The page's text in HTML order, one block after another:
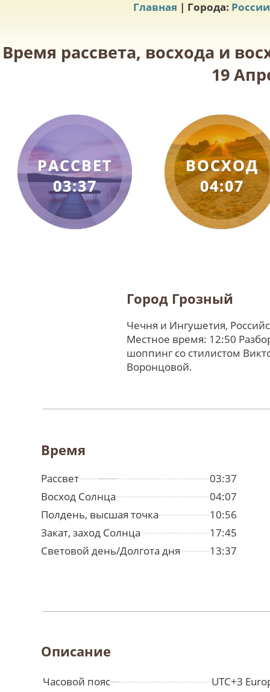
Главная | Города: России
Время рассвета, восхода и
19
РАССВЕТ
03:37
ВОСХОД
04:07
Город Грозный
Чечня и Ингушетия,
Местное время: 12:50
шоппинг со стилистом
Воронцовой.
Время
Рассвет
03:37
Восход Солнца
04:07
Полдень, высшая точка
10:56
Закат, заход Солнца
17:45
Световой день/Долгота дня
13:37
Описание
Часовой пояс
UTC+3